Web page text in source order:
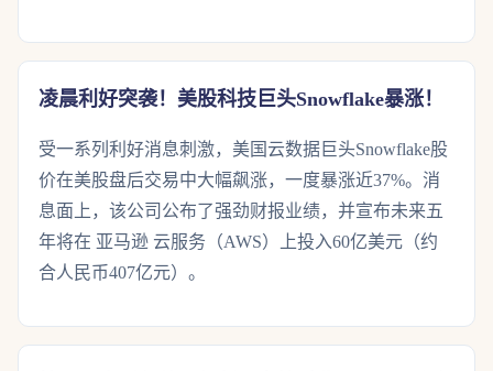
凌晨利好突袭！美股科技巨头Snowflake暴涨！
受一系列利好消息刺激，美国云数据巨头Snowflake股
价在美股盘后交易中大幅飙涨，一度暴涨近37%。消
息面上，该公司公布了强劲财报业绩，并宣布未来五
年将在 亚马逊 云服务（AWS）上投入60亿美元（约
合人民币407亿元）。